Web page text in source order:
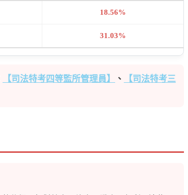
18.56%
31.03%
【司法特考四等監所管理員】 、
【司法特考三